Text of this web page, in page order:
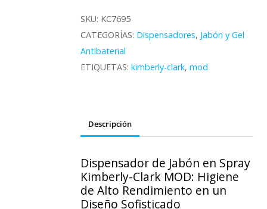
Spray
KCP
MOD
cantidad
SKU: KC7695
CATEGORÍAS: Dispensadores, Jabón y Gel
Antibaterial
ETIQUETAS:kimberly-clark,mod
Descripción
Dispensador de Jabón en Spray
Kimberly-Clark MOD: Higiene
de Alto Rendimiento en un
Diseño Sofisticado